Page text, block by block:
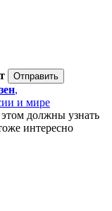
,
и мире
должны узнать
интересно